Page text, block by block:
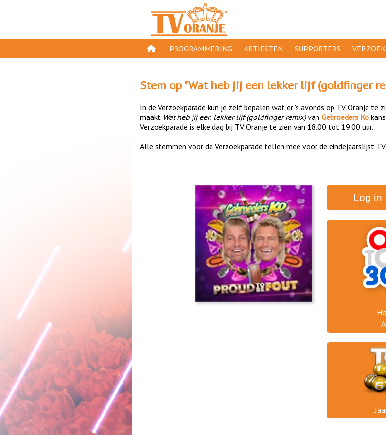
PROGRAMMERING
GESPEELD OP TV ORANJE
ORANJE KROON
TV ORANJE TOP 1000
11 VAN ORANJE
ARTIESTEN SUPPORTERS
AANMELDEN
Stem op "Wat heb jij een lekker lijf (goldfinger
In de Verzoekparade kun je zelf bepalen wat er 's avonds op TV Oranje te
maakt Wat heb jij een lekker lijf (goldfinger remix)van Gebroeders Ko
Verzoekparade is elke dag bij TV Oranje te zien van 18.00 tot 19.00 uur.
Alle stemmen voor de Verzoekparade tellen mee voor de eindejaarslijst
Log in